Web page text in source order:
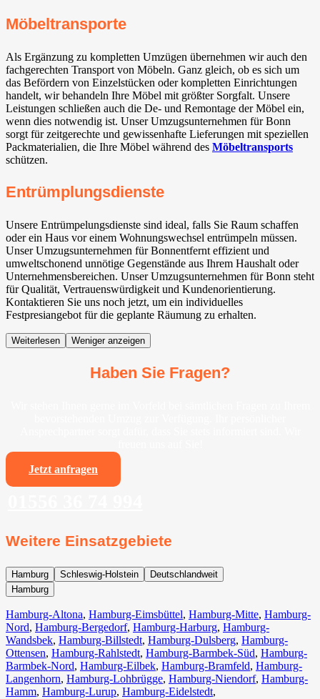
Möbeltransporte
Als Ergänzung zu kompletten Umzügen übernehmen wir auch den
fachgerechten Transport von Möbeln. Ganz gleich, ob es sich um
das Befördern von Einzelstücken oder kompletten Einrichtungen
handelt, wir behandeln Ihre Möbel mit größter Sorgfalt. Unsere
Leistungen schließen auch die De- und Remontage der Möbel ein,
wenn dies notwendig ist. Unser Umzugsunternehmen für Bonn
sorgt für zeitgerechte und gewissenhafte Lieferungen mit speziellen
Packmaterialien, die Ihre Möbel während des Möbeltransports
schützen.
Entrümplungsdienste
Unsere Entrümpelungsdienste sind ideal, falls Sie Raum schaffen
oder ein Haus vor einem Wohnungswechsel entrümpeln müssen.
Unser Umzugsunternehmen für Bonnentfernt effizient und
umweltschonend unnötige Gegenstände aus Ihrem Haushalt oder
Unternehmensbereichen. Unser Umzugsunternehmen für Bonn steht
für Qualität, Vertrauenswürdigkeit und Kundenorientierung.
Kontaktieren Sie uns noch jetzt, um ein individuelles
Festpresiangebot für die geplante Räumung zu erhalten.
Weiterlesen Weniger anzeigen
Haben Sie Fragen?
Jetzt anfragen
Weitere Einsatzgebiete
Hamburg Schleswig-Holstein
Deutschlandweit
Hamburg
Hamburg-Altona, Hamburg-Eimsbüttel, Hamburg-Mitte, Hamburg-
Nord, Hamburg-Bergedorf, Hamburg-Harburg, Hamburg-
Wandsbek, Hamburg-Billstedt, Hamburg-Dulsberg, Hamburg-
Ottensen, Hamburg-Rahlstedt, Hamburg-Barmbek-Süd, Hamburg-
Barmbek-Nord, Hamburg-Eilbek, Hamburg-Bramfeld, Hamburg-
Langenhorn, Hamburg-Lohbrügge, Hamburg-Niendorf, Hamburg-
Hamm, Hamburg-Lurup, Hamburg-Eidelstedt,